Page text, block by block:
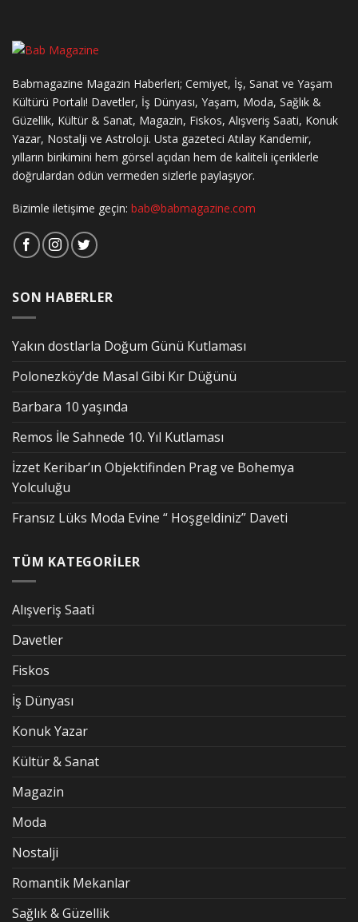
Babmagazine Magazin Haberleri; Cemiyet, İş, Sanat ve Yaşam
Kültürü Portalı! Davetler, İş Dünyası, Yaşam, Moda, Sağlık &
Güzellik, Kültür & Sanat, Magazin, Fiskos, Alışveriş Saati, Konuk
Yazar, Nostalji ve Astroloji. Usta gazeteci Atılay Kandemir,
yılların birikimini hem görsel açıdan hem de kaliteli içeriklerle
doğrulardan ödün vermeden sizlerle paylaşıyor.
Bizimle iletişime geçin: bab@babmagazine.com
SON HABERLER
Yakın dostlarla Doğum Günü Kutlaması
Polonezköy’de Masal Gibi Kır Düğünü
Barbara 10 yaşında
Remos İle Sahnede 10. Yıl Kutlaması
İzzet Keribar’ın Objektifinden Prag ve Bohemya
Yolculuğu
Fransız Lüks Moda Evine “ Hoşgeldiniz” Daveti
TÜM KATEGORİLER
Alışveriş Saati
Davetler
Fiskos
İş Dünyası
Konuk Yazar
Kültür & Sanat
Magazin
Moda
Nostalji
Romantik Mekanlar
Sağlık & Güzellik